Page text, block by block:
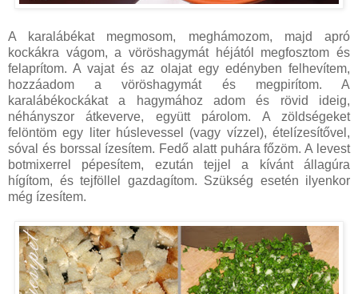
A karalábékat megmosom, meghámozom, majd apró
kockákra vágom, a vöröshagymát héjától megfosztom és
felaprítom. A vajat és az olajat egy edényben felhevítem,
hozzáadom a vöröshagymát és megpirítom. A
karalábékockákat a hagymához adom és rövid ideig,
néhányszor átkeverve, együtt párolom. A zöldségeket
felöntöm egy liter húslevessel (vagy vízzel), ételízesítővel,
sóval és borssal ízesítem. Fedő alatt puhára főzöm. A levest
botmixerrel pépesítem, ezután tejjel a kívánt állagúra
hígítom, és tejföllel gazdagítom. Szükség esetén ilyenkor
még ízesítem.